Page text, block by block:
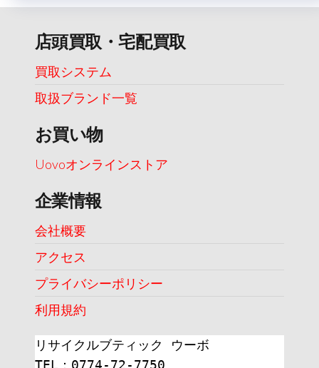
店頭買取・宅配買取
買取システム
取扱ブランド一覧
お買い物
Uovoオンラインストア
企業情報
会社概要
アクセス
プライバシーポリシー
利用規約
リサイクルブティック ウーボ
TEL：0774-72-7750